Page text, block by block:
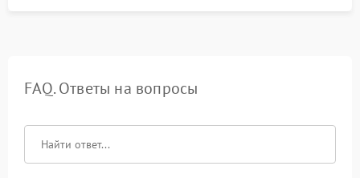
FAQ. Ответы на вопросы